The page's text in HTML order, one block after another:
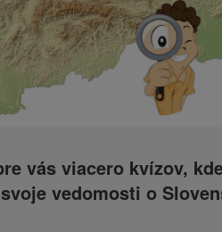
vás viacero kvízov,
vedomosti o